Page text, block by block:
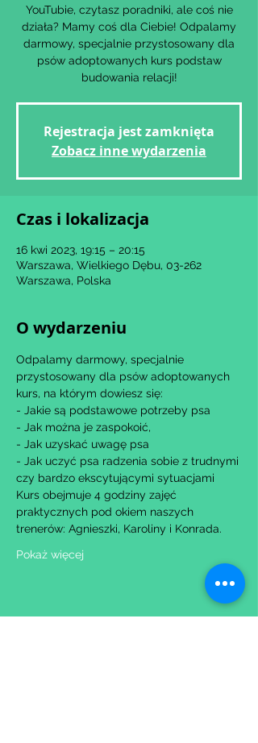
YouTubie, czytasz poradniki, ale coś nie
działa? Mamy coś dla Ciebie! Odpalamy
darmowy, specjalnie przystosowany dla
psów adoptowanych kurs podstaw
budowania relacji!
Rejestracja jest zamknięta
Zobacz inne wydarzenia
Czas i lokalizacja
16 kwi 2023, 19:15 – 20:15
Warszawa, Wielkiego Dębu, 03-262
Warszawa, Polska
O wydarzeniu
Odpalamy darmowy, specjalnie
przystosowany dla psów adoptowanych
kurs, na którym dowiesz się:
- Jakie są podstawowe potrzeby psa
- Jak można je zaspokoić,
- Jak uzyskać uwagę psa
- Jak uczyć psa radzenia sobie z trudnymi
czy bardzo ekscytującymi sytuacjami
Kurs obejmuje 4 godziny zajęć
praktycznych pod okiem naszych
trenerów: Agnieszki, Karoliny i Konrada.
Pokaż więcej